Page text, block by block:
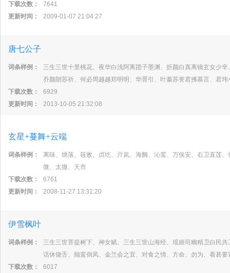
下载次数：
7641
更新时间：
2009-01-07 21:04:27
唐七公子
词条样例：
三生三世十里桃花、夜华白浅阿离团子墨渊、折颜白真离镜玄女少
乔颜朗苏祈、何必周越越郑明明、华胥引、叶蓁苏誉君拂慕言、君
下载次数：
6929
更新时间：
2013-10-05 21:32:08
玄星+蔓舞+云端
词条样例：
离昩、烑落、筱敫、贞纥、亓岚、海阙、沁鸾、万俟安、右卫直莲
微、太微、天市
下载次数：
6761
更新时间：
2008-11-27 13:31:20
伊雪枫叶
词条样例：
三生三世菩提树下、神女赋、三生三世山海经、瑶姬司幽精卫白民
话休饶舌、颠鸾倒凤、金兰会之宜、对食之情、方命、勿为、着甚
下载次数：
6017